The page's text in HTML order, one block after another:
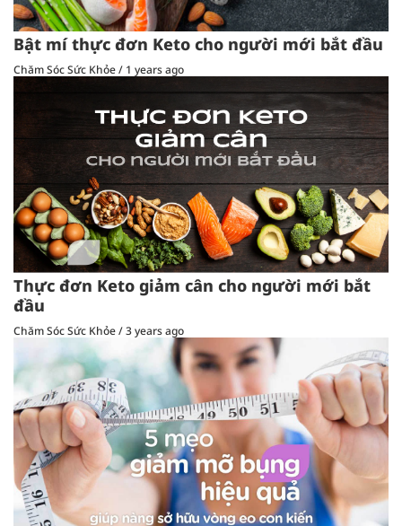
Bật mí thực đơn Keto cho người mới bắt đầu
Chăm Sóc Sức Khỏe/ 1 years ago
Thực đơn Keto giảm cân cho người mới bắt
đầu
Chăm Sóc Sức Khỏe/3 years ago